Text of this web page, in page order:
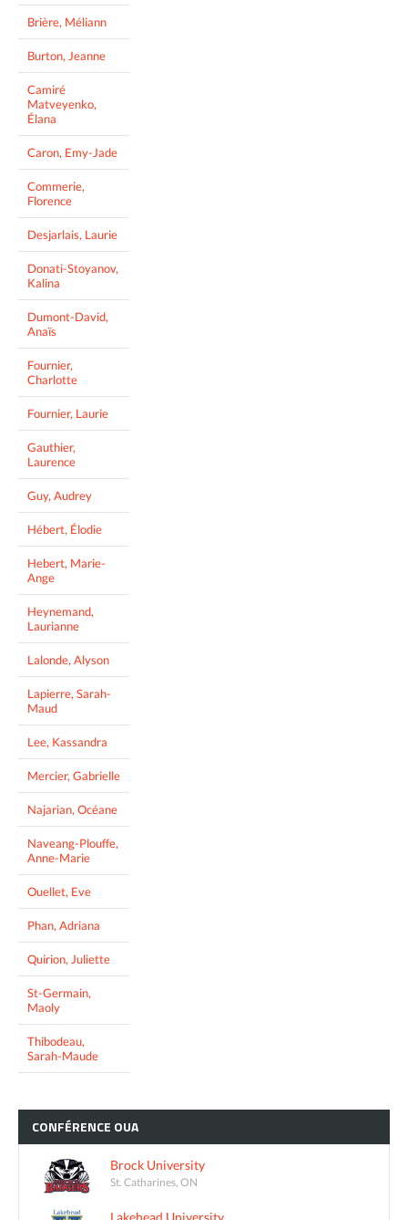
Brière, Méliann
Burton, Jeanne
Camiré
Matveyenko,
Élana
Caron, Emy-Jade
Commerie,
Florence
Desjarlais, Laurie
Donati-Stoyanov,
Kalina
Dumont-David,
Anaïs
Fournier,
Charlotte
Fournier, Laurie
Gauthier,
Laurence
Guy, Audrey
Hébert, Élodie
Hebert, Marie-
Ange
Heynemand,
Laurianne
Lalonde, Alyson
Lapierre, Sarah-
Maud
Lee, Kassandra
Mercier, Gabrielle
Najarian, Océane
Naveang-Plouffe,
Anne-Marie
Ouellet, Eve
Phan, Adriana
Quirion, Juliette
St-Germain,
Maoly
Thibodeau,
Sarah-Maude
CONFÉRENCE OUA
Brock University
St. Catharines, ON